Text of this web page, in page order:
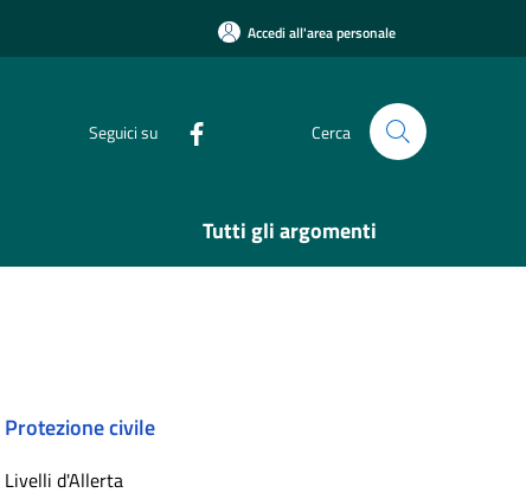
Accedi all'area personale
Seguici su Cerca
Tutti gli argomenti
Protezione civile
Livelli d'Allerta